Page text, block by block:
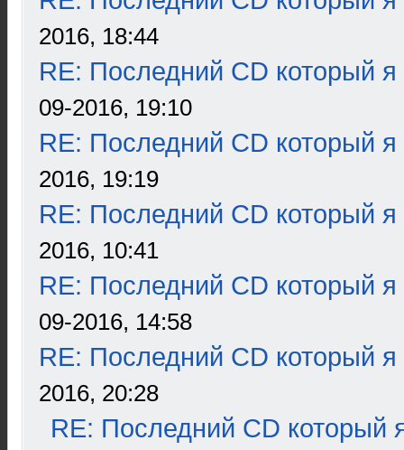
2016, 18:44
RE: Последний CD который я
09-2016, 19:10
RE: Последний CD который я
2016, 19:19
RE: Последний CD который я
2016, 10:41
RE: Последний CD который я
09-2016, 14:58
RE: Последний CD который я
2016, 20:28
RE: Последний CD который